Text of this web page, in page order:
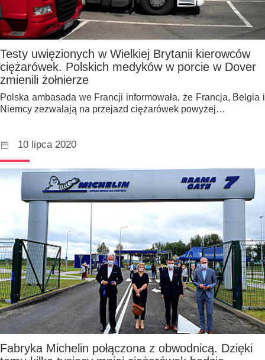
Testy uwięzionych w Wielkiej Brytanii kierowców
ciężarówek. Polskich medyków w porcie w Dover
zmienili żołnierze
Polska ambasada we Francji informowała, że Francja, Belgia i
Niemcy zezwalają na przejazd ciężarówek powyżej…
10 lipca 2020
Fabryka Michelin połączona z obwodnicą. Dzięki